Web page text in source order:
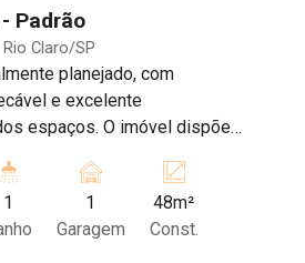
Padrão
Claro/SP
planejado, com
e excelente
espaços. O imóvel dispõe
integrada à área de
para 2 ambientes,
e praticidade. Conta
1
1
Garagem
48m²
Const.